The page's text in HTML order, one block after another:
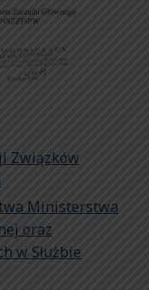
Związków
Ministerstwa
oraz
w Służbie